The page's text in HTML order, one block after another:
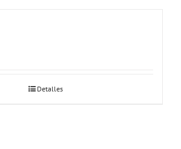
Detalles